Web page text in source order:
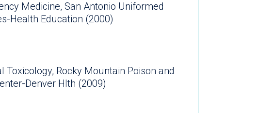
Medicine, San Antonio Uniformed
Health Education (2000)
Toxicology, Rocky Mountain Poison and
Denver Hlth (2009)